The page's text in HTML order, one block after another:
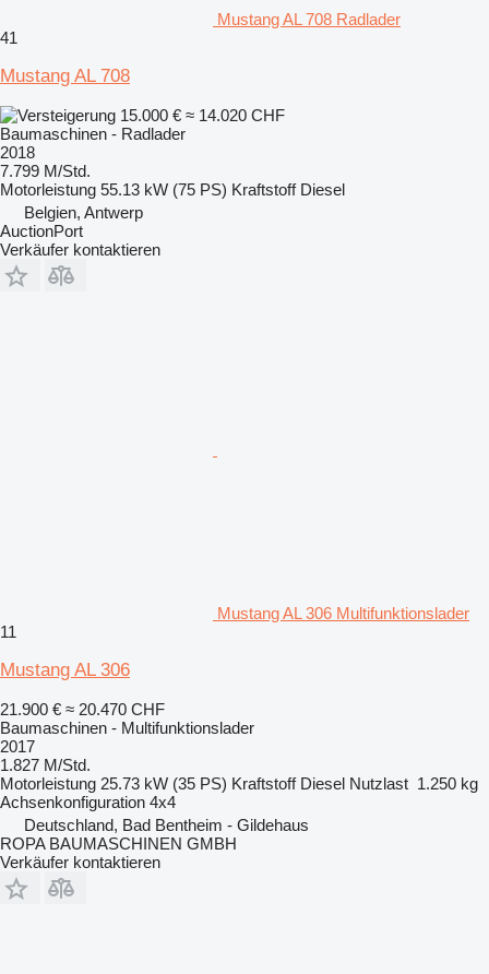
Mustang AL 708 Radlader
41
Mustang AL 708
15.000 € ≈ 14.020 CHF
Baumaschinen - Radlader
2018
7.799 M/Std.
Motorleistung 55.13 kW (75 PS) Kraftstoff Diesel
Belgien, Antwerp
AuctionPort
Verkäufer kontaktieren
Mustang AL 306 Multifunktionslader
11
Mustang AL 306
21.900 € ≈ 20.470 CHF
Baumaschinen - Multifunktionslader
2017
1.827 M/Std.
Motorleistung 25.73 kW (35 PS) Kraftstoff Diesel Nutzlast 1.250 kg
Achsenkonfiguration 4x4
Deutschland, Bad Bentheim - Gildehaus
ROPA BAUMASCHINEN GMBH
Verkäufer kontaktieren